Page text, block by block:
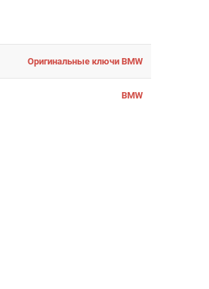
Оригинальные ключи BMW
BMW